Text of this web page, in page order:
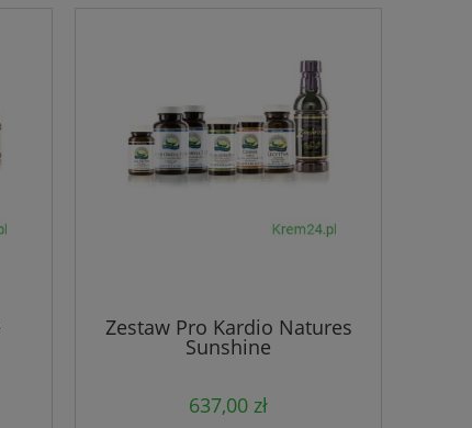
Zestaw Pro Kardio Natures
Sunshine
637,00 zł